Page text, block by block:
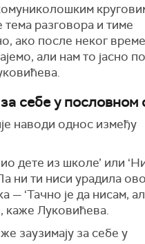
тема разговора и тиме
ако после неког
али нам то јасно
себе у пословном
наводи однос између
дете из школе’ или
ни ти ниси урадила
— ‘Тачно је да нисам,
каже Луковићева.
заузимају за себе у